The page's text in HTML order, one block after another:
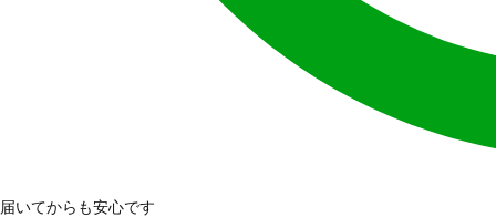
届いてからも安心です